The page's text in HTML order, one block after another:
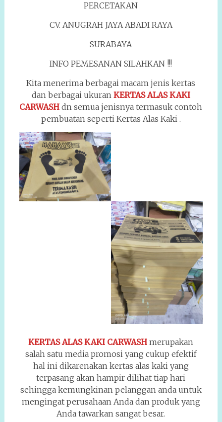
PERCETAKAN
CV. ANUGRAH JAYA ABADI RAYA
SURABAYA
INFO PEMESANAN SILAHKAN !!!
Kita menerima berbagai macam jenis kertas
dan berbagai ukuran KERTAS ALAS KAKI
CARWASH dn semua jenisnya termasuk contoh
pembuatan seperti Kertas Alas Kaki .
KERTAS ALAS KAKI CARWASH merupakan
salah satu media promosi yang cukup efektif
hal ini dikarenakan kertas alas kaki yang
terpasang akan hampir dilihat tiap hari
sehingga kemungkinan pelanggan anda untuk
mengingat perusahaan Anda dan produk yang
Anda tawarkan sangat besar.